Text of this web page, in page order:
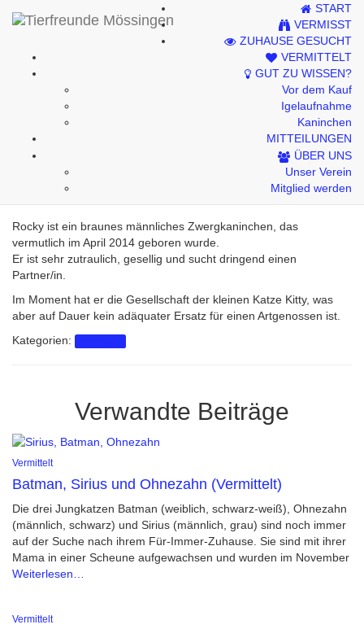
Kontakt
START
VERMISST
ZUHAUSE GESUCHT
VERMITTELT
GUT ZU WISSEN?
Vor dem Kauf
Igelaufnahme
Kaninchen
MITTEILUNGEN
ÜBER UNS
Unser Verein
Mitglied werden
Rocky ist ein braunes männliches Zwergkaninchen, das
vermutlich im April 2014 geboren wurde.
Er ist sehr zutraulich, gesellig und sucht dringend einen
Partner/in.
Im Moment hat er die Gesellschaft der kleinen Katze Kitty, was
aber auf Dauer kein adäquater Ersatz für einen Artgenossen ist.
Kategorien:
Verwandte Beiträge
Vermittelt
Batman, Sirius und Ohnezahn (Vermittelt)
Die drei Jungkatzen Batman (weiblich, schwarz-weiß), Ohnezahn
(männlich, schwarz) und Sirius (männlich, grau) sind noch immer
auf der Suche nach ihrem Für-Immer-Zuhause. Sie sind mit ihrer
Mama in einer Scheune aufgewachsen und wurden im November
Weiterlesen…
Vermittelt